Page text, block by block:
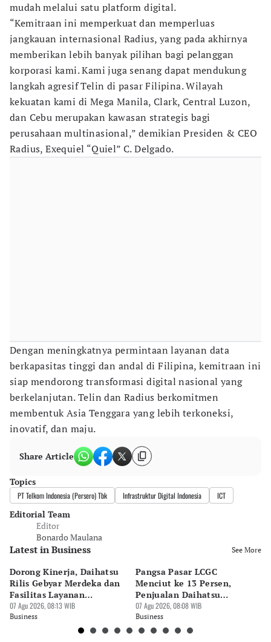
mudah melalui satu platform digital.
“Kemitraan ini memperkuat dan memperluas
jangkauan internasional Radius, yang pada akhirnya
memberikan lebih banyak pilihan bagi pelanggan
korporasi kami. Kami juga senang dapat mendukung
langkah agresif Telin di pasar Filipina. Wilayah
kekuatan kami di Mega Manila, Clark, Central Luzon,
dan Cebu merupakan kawasan strategis bagi
perusahaan multinasional,” demikian Presiden & CEO
Radius, Exequiel “Quiel” C. Delgado.
Dengan meningkatnya permintaan layanan data
berkapasitas tinggi dan andal di Filipina, kemitraan ini
siap mendorong transformasi digital nasional yang
berkelanjutan. Telin dan Radius berkomitmen
membentuk Asia Tenggara yang lebih terkoneksi,
inovatif, dan maju.
Share Article
Topics
PT Telkom Indonesia (Persero) Tbk Infrastruktur Digital Indonesia ICT
Editorial Team
Editor
Bonardo Maulana
Latest in Business See More
Dorong Kinerja, Daihatsu
Rilis Gebyar Merdeka dan
Fasilitas Layanan
Kesehatan
07 Agu 2026, 08:13 WIB
Business
Pangsa Pasar LCGC
Menciut ke 13 Persen,
Penjualan Daihatsu
Terkoreksi 31,4 Persen
07 Agu 2026, 08:08 WIB
Business